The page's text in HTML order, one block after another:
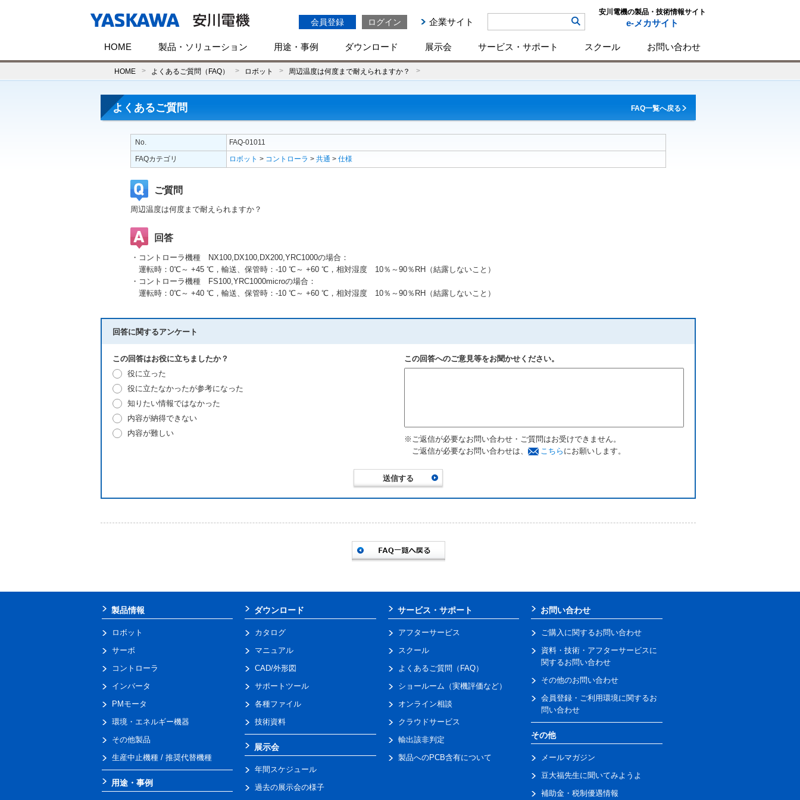
会員登録 ログイン 企業サイト
安川電機の製品・技術情報サイト
e-メカサイト
HOME 製品・ソリューション 用途・事例 ダウンロード 展示会 サービス・サポート スクール お問い合わせ
HOME よくあるご質問（FAQ） ロボット 周辺温度は何度まで耐えられますか？
よくあるご質問 FAQ一覧へ戻る
No.
FAQ-01011
FAQカテゴリ
ロボット > コントローラ > 共通 > 仕様
ご質問
周辺温度は何度まで耐えられますか？
回答
・コントローラ機種 NX100,DX100,DX200,YRC1000の場合：
運転時：0℃～ +45 ℃，輸送、保管時：-10 ℃～ +60 ℃，相対湿度 10％～90％RH（結露しないこと）
・コントローラ機種 FS100,YRC1000microの場合：
運転時：0℃～ +40 ℃，輸送、保管時：-10 ℃～ +60 ℃，相対湿度 10％～90％RH（結露しないこと）
回答に関するアンケート
この回答はお役に立ちましたか？
役に立った
役に立たなかったが参考になった
知りたい情報ではなかった
内容が納得できない
内容が難しい
この回答へのご意見等をお聞かせください。
※ご返信が必要なお問い合わせ・ご質問はお受けできません。
ご返信が必要なお問い合わせは、
こちら にお願いします。
製品情報
ロボット
サーボ
コントローラ
インバータ
PMモータ
環境・エネルギー機器
その他製品
生産中止機種 / 推奨代替機種
用途・事例
ダウンロード
カタログ
マニュアル
CAD/外形図
サポートツール
各種ファイル
技術資料
展示会
年間スケジュール
過去の展示会の様子
サービス・サポート
アフターサービス
スクール
よくあるご質問（FAQ）
ショールーム（実機評価など）
オンライン相談
クラウドサービス
輸出該非判定
製品へのPCB含有について
お問い合わせ
ご購入に関するお問い合わせ
資料・技術・アフターサービスに
関するお問い合わせ
その他のお問い合わせ
会員登録・ご利用環境に関するお
問い合わせ
その他
メールマガジン
豆大福先生に聞いてみようよ
補助金・税制優遇情報